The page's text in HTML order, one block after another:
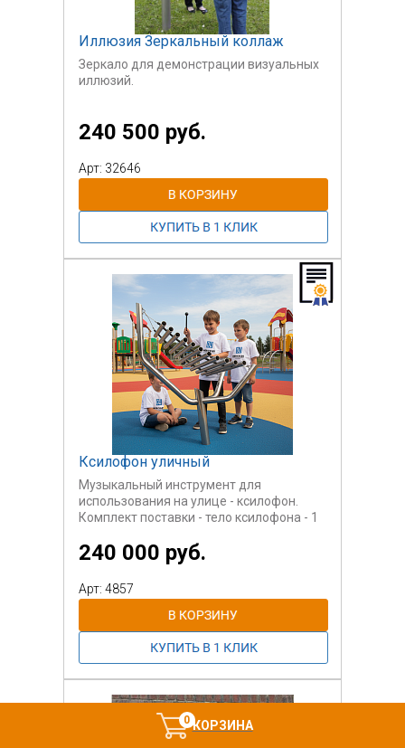
0КОРЗИНА
Иллюзия Зеркальный коллаж
Зеркало для демонстрации визуальных
иллюзий.
240 500 руб.
Арт: 32646
Ксилофон уличный
Музыкальный инструмент для
использования на улице - ксилофон.
Комплект поставки - тело ксилофона - 1
закладной элемент - шт.
240 000 руб.
Арт: 4857